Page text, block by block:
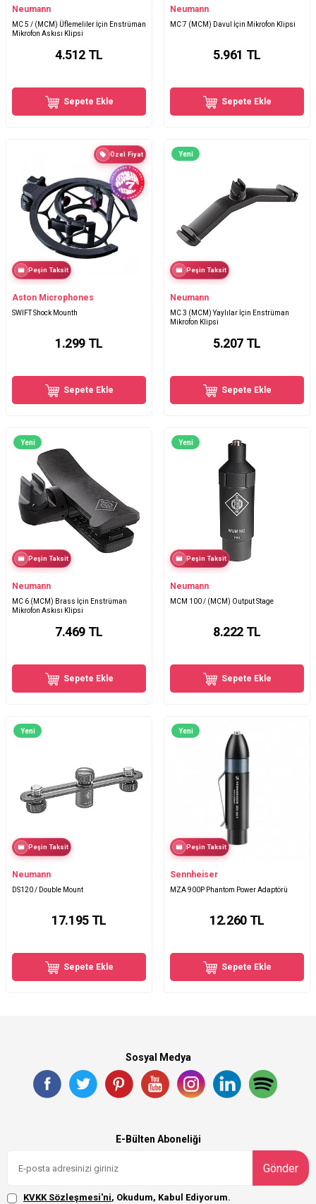
Neumann
MC 5 / (MCM) Üflemeliler İçin Enstrüman
Mikrofon Askısı Klipsi
4.512 TL
Sepete Ekle
Neumann
MC 7 (MCM) Davul İçin Mikrofon Klipsi
5.961 TL
Sepete Ekle
Özel Fiyat
Peşin Taksit
Aston Microphones
SWIFT Shock Mounth
1.299 TL
Sepete Ekle
Yeni
Peşin Taksit
Neumann
MC 3 (MCM) Yaylılar İçin Enstrüman
Mikrofon Klipsi
5.207 TL
Sepete Ekle
Yeni
Peşin Taksit
Neumann
MC 6 (MCM) Brass İçin Enstrüman
Mikrofon Askısı Klipsi
7.469 TL
Sepete Ekle
Yeni
Peşin Taksit
Neumann
MCM 100 / (MCM) Output Stage
8.222 TL
Sepete Ekle
Yeni
Peşin Taksit
Neumann
DS120 / Double Mount
17.195TL
Sepete Ekle
Yeni
Peşin Taksit
Sennheiser
MZA 900P Phantom Power Adaptörü
12.260TL
Sepete Ekle
Sosyal Medya
E-Bülten Aboneliği
Gönder
KVKK Sözleşmesi'ni, Okudum, Kabul Ediyorum.